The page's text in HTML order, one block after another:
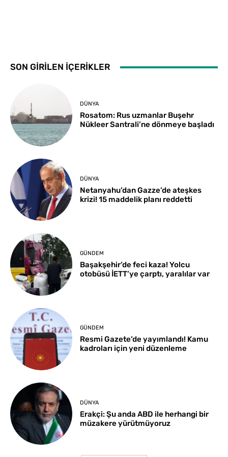
SON GİRİLEN İÇERİKLER
DÜNYA
Rosatom: Rus uzmanlar Buşehr
Nükleer Santrali’ne dönmeye başladı
DÜNYA
Netanyahu’dan Gazze’de ateşkes
krizi! 15 maddelik planı reddetti
GÜNDEM
Başakşehir’de feci kaza! Yolcu
otobüsü İETT’ye çarptı, yaralılar var
GÜNDEM
Resmi Gazete’de yayımlandı! Kamu
kadroları için yeni düzenleme
DÜNYA
Erakçi: Şu anda ABD ile herhangi bir
müzakere yürütmüyoruz